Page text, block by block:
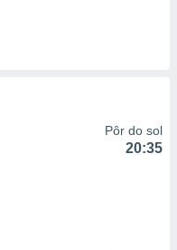
Pôr do sol
20:35